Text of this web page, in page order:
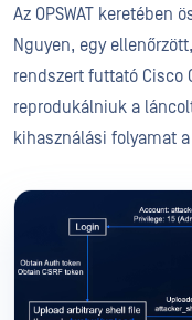
Az OPSWAT keretében
Nguyen, egy
rendszert futtató Cisco
reprodukálniuk a
kihasználási folyamat